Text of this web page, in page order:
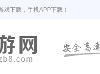
戏下载，手机APP下载！